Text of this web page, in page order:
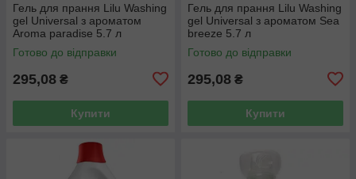
Гель для прання Lilu Washing
gel Universal з ароматом
Aroma paradise 5.7 л
Готово до відправки
295,08 ₴
Купити
Гель для прання Lilu Washing
gel Universal з ароматом Sea
breeze 5.7 л
Готово до відправки
295,08 ₴
Купити